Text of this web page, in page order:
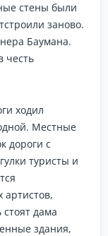
стены были
заново.
Баумана.
честь
ходил
Местные
дороги с
туристы и
дама
здания,